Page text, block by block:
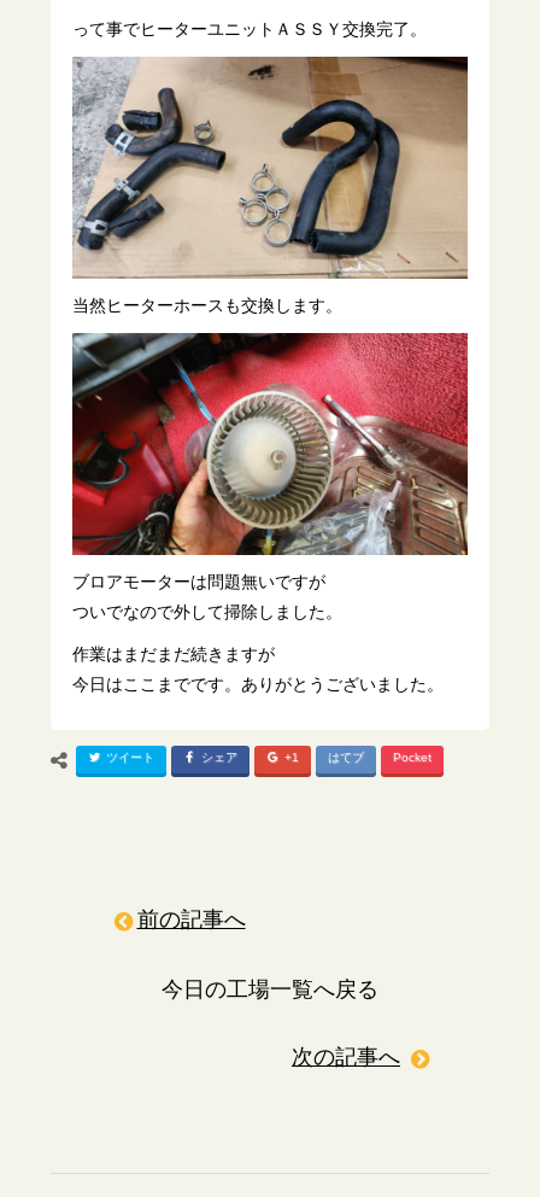
って事でヒーターユニットＡＳＳＹ交換完了。
当然ヒーターホースも交換します。
ブロアモーターは問題無いですが
ついでなので外して掃除しました。
作業はまだまだ続きますが
今日はここまでです。ありがとうございました。
ツイート シェア +1 はてブ Pocket
前の記事へ
今日の工場一覧へ戻る
次の記事へ